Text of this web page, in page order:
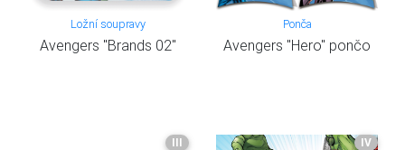
Ložní soupravy
Avengers "Brands 02"
Ponča
Avengers "Hero" pončo
III IV